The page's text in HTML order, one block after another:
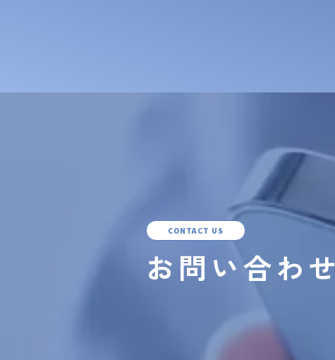
CONTACT US
お問い合わせ